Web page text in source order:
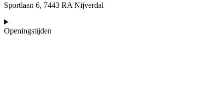
Sportlaan 6, 7443 RA Nijverdal
Openingstijden